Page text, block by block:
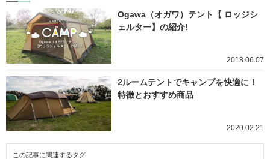
Ogawa（オガワ）テント【 ロッジシ
ェルター】の紹介!
2018.06.07
2ルームテントでキャンプを快適に！
特徴とおすすめ商品
2020.02.21
この記事に関連するタグ